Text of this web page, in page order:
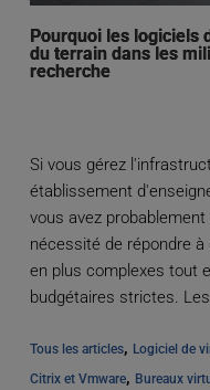
Pourquoi les logiciels
du terrain dans les
recherche
Si vous gérez
établissement
vous avez
nécessité de répondre
en plus complexes tout
budgétaires strictes.
Tous les articles, Logiciel de
Citrix et Vmware, Bureaux